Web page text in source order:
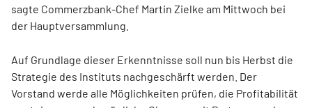
sagte Commerzbank-Chef Martin Zielke am Mittwoch bei
der Hauptversammlung.
Auf Grundlage dieser Erkenntnisse soll nun bis Herbst die
Strategie des Instituts nachgeschärft werden. Der
Vorstand werde alle Möglichkeiten prüfen, die Profitabilität